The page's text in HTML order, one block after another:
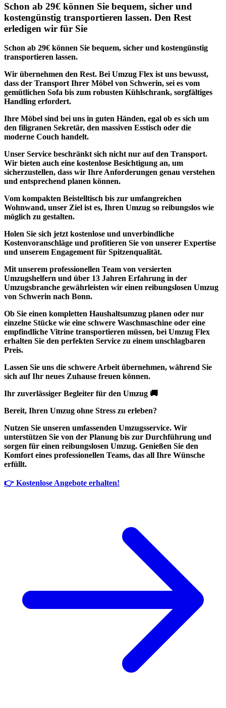
Schon ab 29€ können Sie bequem, sicher und
kostengünstig transportieren lassen. Den Rest
erledigen wir für Sie
Schon ab 29€ können Sie bequem, sicher und kostengünstig
transportieren lassen.
Wir übernehmen den Rest. Bei Umzug Flex ist uns bewusst,
dass der Transport Ihrer Möbel von Schwerin, sei es vom
gemütlichen Sofa bis zum robusten Kühlschrank, sorgfältiges
Handling erfordert.
Ihre Möbel sind bei uns in guten Händen, egal ob es sich um
den filigranen Sekretär, den massiven Esstisch oder die
moderne Couch handelt.
Unser Service beschränkt sich nicht nur auf den Transport.
Wir bieten auch eine kostenlose Besichtigung an, um
sicherzustellen, dass wir Ihre Anforderungen genau verstehen
und entsprechend planen können.
Vom kompakten Beistelltisch bis zur umfangreichen
Wohnwand, unser Ziel ist es, Ihren Umzug so reibungslos wie
möglich zu gestalten.
Holen Sie sich jetzt kostenlose und unverbindliche
Kostenvoranschläge und profitieren Sie von unserer Expertise
und unserem Engagement für Spitzenqualität.
Mit unserem professionellen Team von versierten
Umzugshelfern und über 13 Jahren Erfahrung in der
Umzugsbranche gewährleisten wir einen reibungslosen Umzug
von Schwerin nach Bonn.
Ob Sie einen kompletten Haushaltsumzug planen oder nur
einzelne Stücke wie eine schwere Waschmaschine oder eine
empfindliche Vitrine transportieren müssen, bei Umzug Flex
erhalten Sie den perfekten Service zu einem unschlagbaren
Preis.
Lassen Sie uns die schwere Arbeit übernehmen, während Sie
sich auf Ihr neues Zuhause freuen können.
Ihr zuverlässiger Begleiter für den Umzug 🚚
Bereit, Ihren Umzug ohne Stress zu erleben?
Nutzen Sie unseren umfassenden Umzugsservice. Wir
unterstützen Sie von der Planung bis zur Durchführung und
sorgen für einen reibungslosen Umzug. Genießen Sie den
Komfort eines professionellen Teams, das all Ihre Wünsche
erfüllt.
👉 Kostenlose Angebote erhalten!